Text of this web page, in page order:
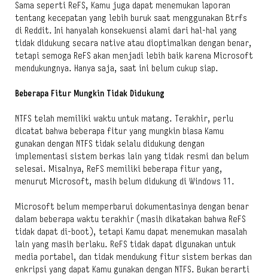
Sama seperti ReFS, Kamu juga dapat menemukan laporan
tentang kecepatan yang lebih buruk saat menggunakan Btrfs
di Reddit. Ini hanyalah konsekuensi alami dari hal-hal yang
tidak didukung secara native atau dioptimalkan dengan benar,
tetapi semoga ReFS akan menjadi lebih baik karena Microsoft
mendukungnya. Hanya saja, saat ini belum cukup siap.
Beberapa Fitur Mungkin Tidak Didukung
NTFS telah memiliki waktu untuk matang. Terakhir, perlu
dicatat bahwa beberapa fitur yang mungkin biasa Kamu
gunakan dengan NTFS tidak selalu didukung dengan
implementasi sistem berkas lain yang tidak resmi dan belum
selesai. Misalnya, ReFS memiliki beberapa fitur yang,
menurut Microsoft, masih belum didukung di Windows 11.
Microsoft belum memperbarui dokumentasinya dengan benar
dalam beberapa waktu terakhir (masih dikatakan bahwa ReFS
tidak dapat di-boot), tetapi Kamu dapat menemukan masalah
lain yang masih berlaku. ReFS tidak dapat digunakan untuk
media portabel, dan tidak mendukung fitur sistem berkas dan
enkripsi yang dapat Kamu gunakan dengan NTFS. Bukan berarti